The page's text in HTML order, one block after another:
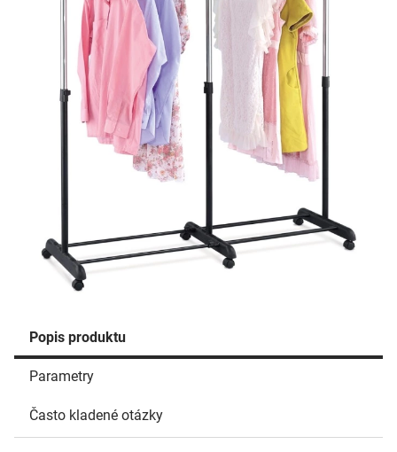
Popis produktu
Parametry
Často kladené otázky